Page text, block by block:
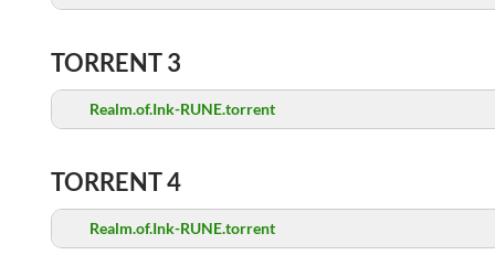
TORRENT 3
Realm.of.Ink-RUNE.torrent
TORRENT 4
Realm.of.Ink-RUNE.torrent